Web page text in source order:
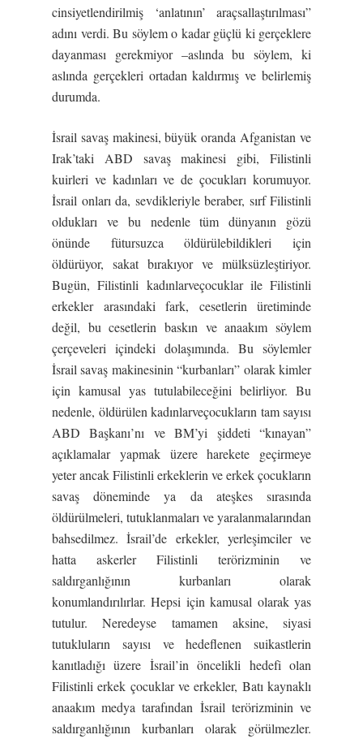
cinsiyetlendirilmiş ‘anlatının’ araçsallaştırılması”
adını verdi. Bu söylem o kadar güçlü ki gerçeklere
dayanması gerekmiyor –aslında bu söylem, ki
aslında gerçekleri ortadan kaldırmış ve belirlemiş
durumda.
İsrail savaş makinesi, büyük oranda Afganistan ve
Irak’taki ABD savaş makinesi gibi, Filistinli
kuirleri ve kadınları ve de çocukları korumuyor.
İsrail onları da, sevdikleriyle beraber, sırf Filistinli
oldukları ve bu nedenle tüm dünyanın gözü
önünde fütursuzca öldürülebildikleri için
öldürüyor, sakat bırakıyor ve mülksüzleştiriyor.
Bugün, Filistinli kadınlarveçocuklar ile Filistinli
erkekler arasındaki fark, cesetlerin üretiminde
değil, bu cesetlerin baskın ve anaakım söylem
çerçeveleri içindeki dolaşımında. Bu söylemler
İsrail savaş makinesinin “kurbanları” olarak kimler
için kamusal yas tutulabileceğini belirliyor. Bu
nedenle, öldürülen kadınlarveçocukların tam sayısı
ABD Başkanı’nı ve BM’yi şiddeti “kınayan”
açıklamalar yapmak üzere harekete geçirmeye
yeter ancak Filistinli erkeklerin ve erkek çocukların
savaş döneminde ya da ateşkes sırasında
öldürülmeleri, tutuklanmaları ve yaralanmalarından
bahsedilmez. İsrail’de erkekler, yerleşimciler ve
hatta askerler Filistinli terörizminin ve
saldırganlığının kurbanları olarak
konumlandırılırlar. Hepsi için kamusal olarak yas
tutulur. Neredeyse tamamen aksine, siyasi
tutukluların sayısı ve hedeflenen suikastlerin
kanıtladığı üzere İsrail’in öncelikli hedefi olan
Filistinli erkek çocuklar ve erkekler, Batı kaynaklı
anaakım medya tarafından İsrail terörizminin ve
saldırganlığının kurbanları olarak görülmezler.